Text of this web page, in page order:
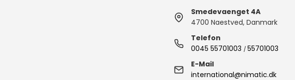
Smedevaenget 4A
4700 Naestved, Danmark
Telefon
0045 55701003 /55701003
E-Mail
international@nimatic.dk